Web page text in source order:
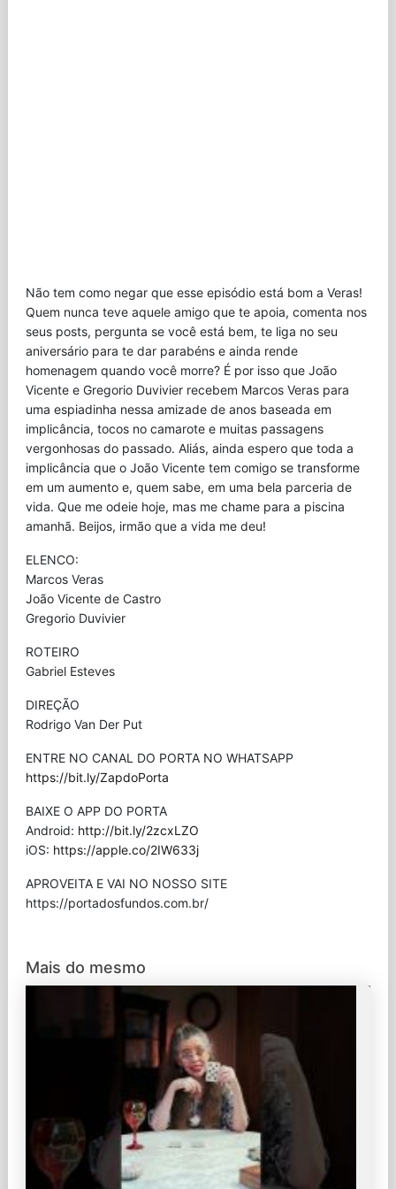
Não tem como negar que esse episódio está bom a Veras!
Quem nunca teve aquele amigo que te apoia, comenta nos
seus posts, pergunta se você está bem, te liga no seu
aniversário para te dar parabéns e ainda rende
homenagem quando você morre? É por isso que João
Vicente e Gregorio Duvivier recebem Marcos Veras para
uma espiadinha nessa amizade de anos baseada em
implicância, tocos no camarote e muitas passagens
vergonhosas do passado. Aliás, ainda espero que toda a
implicância que o João Vicente tem comigo se transforme
em um aumento e, quem sabe, em uma bela parceria de
vida. Que me odeie hoje, mas me chame para a piscina
amanhã. Beijos, irmão que a vida me deu!
ELENCO:
Marcos Veras
João Vicente de Castro
Gregorio Duvivier
ROTEIRO
Gabriel Esteves
DIREÇÃO
Rodrigo Van Der Put
ENTRE NO CANAL DO PORTA NO WHATSAPP
https://bit.ly/ZapdoPorta
BAIXE O APP DO PORTA
Android: http://bit.ly/2zcxLZO
iOS: https://apple.co/2IW633j
APROVEITA E VAI NO NOSSO SITE
⁠https://portadosfundos.com.br/
Mais do mesmo